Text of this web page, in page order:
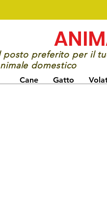
Cane Gatto
posto preferito per il
domestico